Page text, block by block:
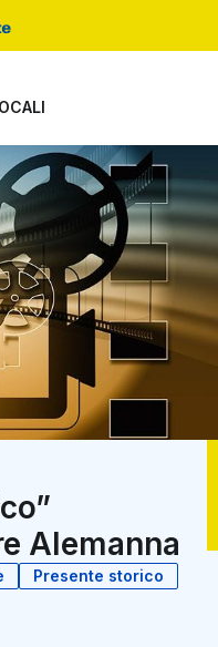
Alemanna
Presente storico